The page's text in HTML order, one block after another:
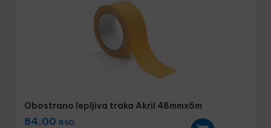
Obostrano lepljiva traka Akril 48mmx5m
84,00 RSD